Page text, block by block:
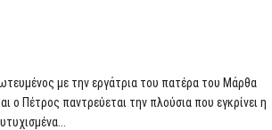
με την εργάτρια του πατέρα του Μάρθα
ο Πέτρος παντρεύεται την πλούσια που εγκρίνει η